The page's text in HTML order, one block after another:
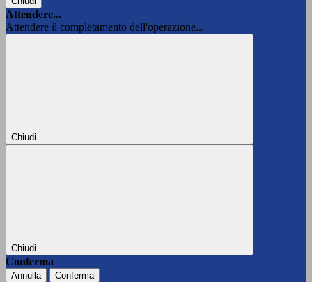
Attendere...
Attendere il completamento dell'operazione...
Chiudi
Chiudi
Conferma
Annulla Conferma